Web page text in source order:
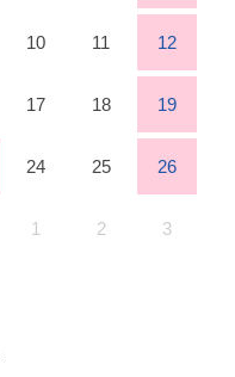
10 11 12
17 18 19
24 25 26
1 2 3